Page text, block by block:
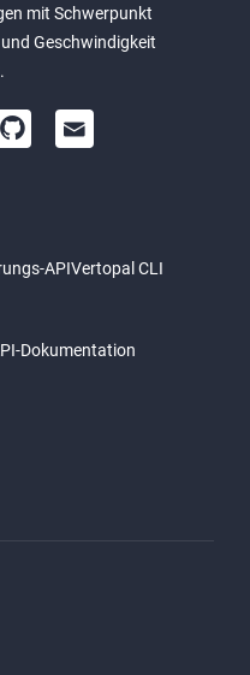
mit Schwerpunkt
Geschwindigkeit
APIVertopal CLI
Dokumentation